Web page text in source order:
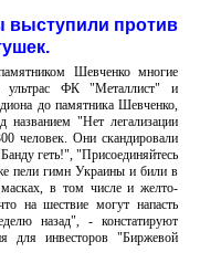
выступили против
Шевченко многие
ультрас ФК "Металлист" и
до памятника Шевченко,
названием "Нет легализации
человек. Они скандировали
геть!", "Присоединяйтесь
пели гимн Украины и били в
в том числе и желто-
на шествие могут напасть
назад", - констатируют
для инвесторов "Биржевой